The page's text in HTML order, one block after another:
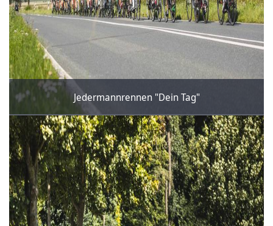
Jedermannrennen "Dein Tag"